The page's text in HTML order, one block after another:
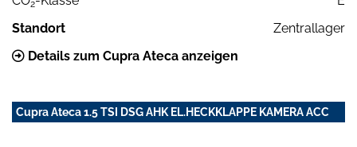
2
Standort
Zentrallager
Details zum Cupra Ateca anzeigen
Cupra Ateca 1.5 TSI DSG AHK EL.HECKKLAPPE KAMERA ACC